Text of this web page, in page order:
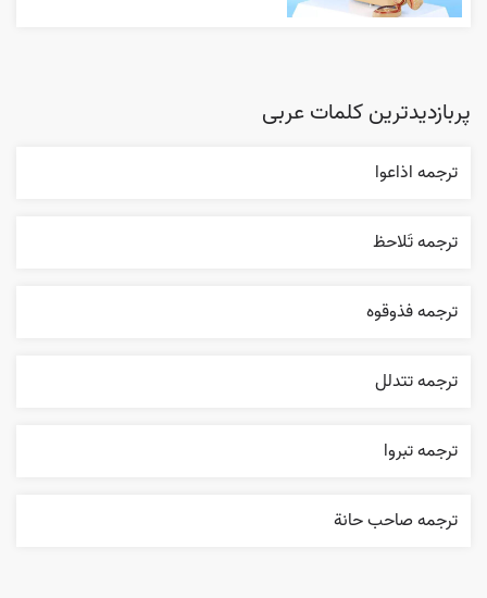
پربازدیدترین کلمات عربی
ترجمه اذاعوا
ترجمه تَلاحظ
ترجمه فذوقوه
ترجمه تتدلل
ترجمه تبروا
ترجمه صاحب حانة